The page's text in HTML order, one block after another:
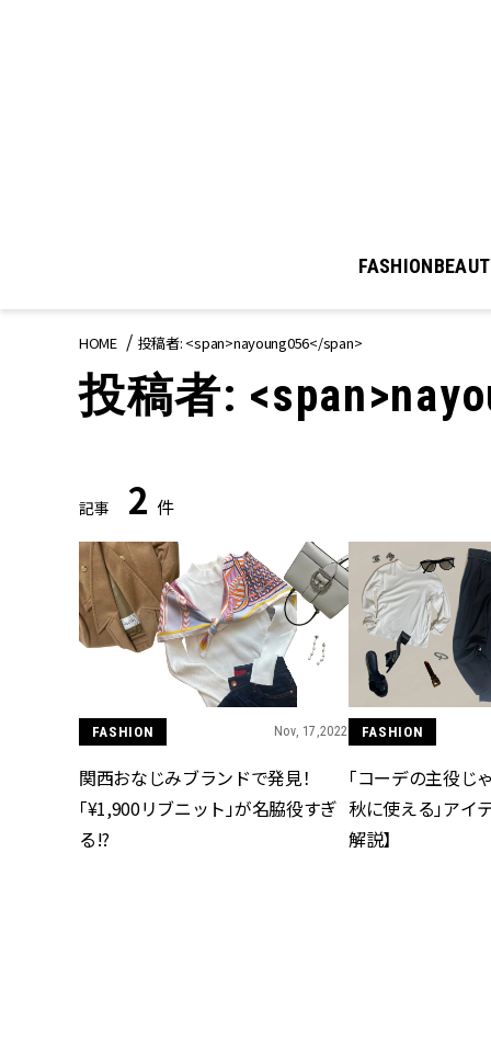
FASHION
HOME 投稿者: <span>nayoung056</span>
投稿者:
記事 2 件
FASHION Nov, 17,2022
関西おなじみブランドで発見！
「¥1,900リブニット」が名脇役すぎ
る!?
FASHION
「コーデの主役じ
秋に使える」アイ
解説】